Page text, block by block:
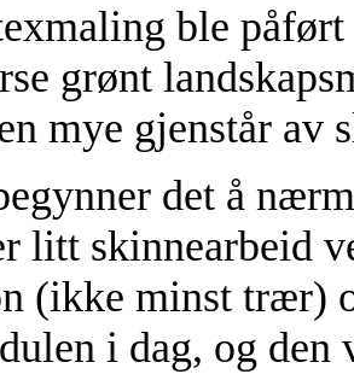
ble
grønt
mye gjenstår av
det å
litt skinnearbeid
(ikke minst trær)
i dag, og den